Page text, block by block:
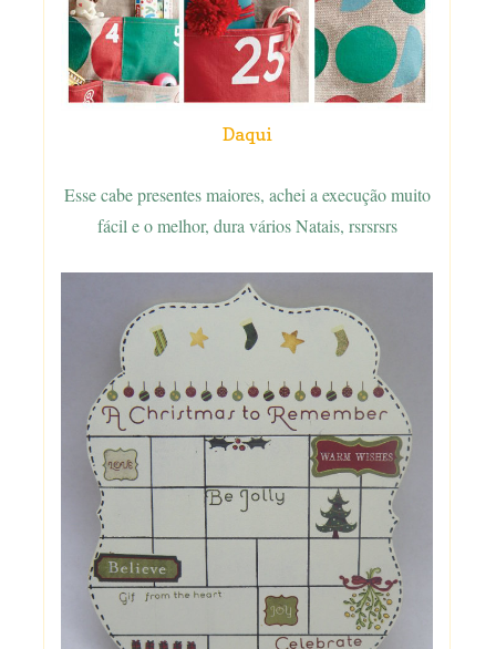
Daqui
Esse cabe presentes maiores, achei a execução muito
fácil e o melhor, dura vários Natais, rsrsrsrs